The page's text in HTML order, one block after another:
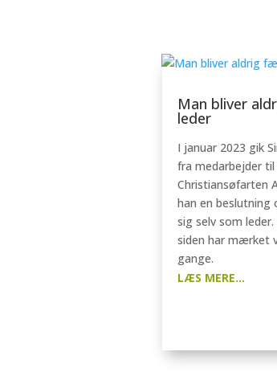
Man bliver
leder
I januar 2023 gik
fra medarbejder
Christiansøfarten
han en beslutning
sig selv som
siden har mærket
gange.
LÆS MERE...